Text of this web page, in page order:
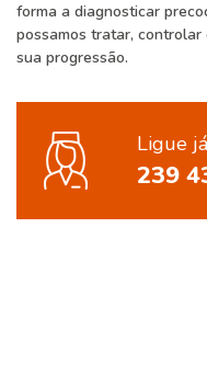
forma a diagnosticar
possamos tratar,
sua progressão.
Ligue já
239